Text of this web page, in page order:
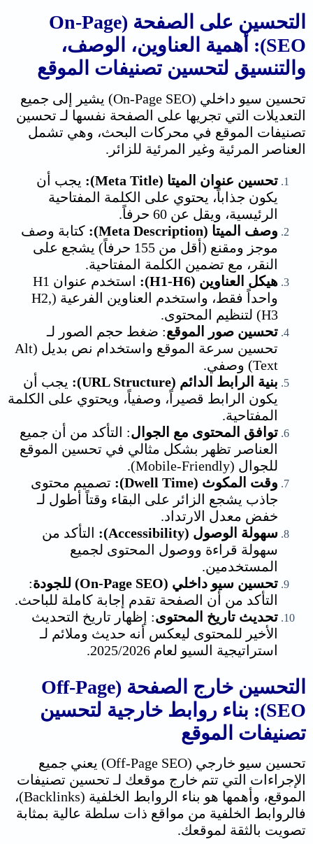
التحسين على الصفحة (On-Page
SEO): أهمية العناوين، الوصف،
والتنسيق لتحسين تصنيفات الموقع
تحسين سيو داخلي (On-Page SEO) يشير إلى جميع
التعديلات التي تجريها على الصفحة نفسها لـ تحسين
تصنيفات الموقع في محركات البحث، وهي تشمل
العناصر المرئية وغير المرئية للزائر.
تحسين عنوان الميتا (Meta Title):
يجب أن
يكون جذاباً، يحتوي على الكلمة المفتاحية
الرئيسية، ويقل عن 60 حرفاً.
وصف الميتا (Meta Description):
كتابة وصف
موجز ومقنع (أقل من 155 حرفاً) يشجع على
النقر، مع تضمين الكلمة المفتاحية.
هيكل العناوين (H1-H6):
استخدم عنوان H1
واحداً فقط، واستخدم العناوين الفرعية (H2,
H3) لتنظيم المحتوى.
تحسين صور الموقع: ضغط حجم الصور لـ
تحسين سرعة الموقع واستخدام نص بديل (Alt
Text) وصفي.
بنية الرابط الدائم (URL Structure):
يجب أن
يكون الرابط قصيراً، وصفياً، ويحتوي على الكلمة
المفتاحية.
توافق المحتوى مع الجوال: التأكد من أن جميع
العناصر تظهر بشكل مثالي في تحسين الموقع
للجوال (Mobile-Friendly).
وقت المكوث (Dwell Time):
تصميم محتوى
جاذب يشجع الزائر على البقاء وقتاً أطول لـ
خفض معدل الارتداد.
سهولة الوصول (Accessibility):
التأكد من
سهولة قراءة ووصول المحتوى لجميع
المستخدمين.
تحسين سيو داخلي (On-Page SEO) للجودة
:
التأكد من أن الصفحة تقدم إجابة كاملة للباحث.
تحديث تاريخ المحتوى: إظهار تاريخ التحديث
الأخير للمحتوى ليعكس أنه حديث وملائم لـ
استراتيجية السيو لعام 2025/2026.
التحسين خارج الصفحة (Off-Page
SEO): بناء روابط خارجية ل
تحسين
تصنيفات الموقع
تحسين سيو خارجي (Off-Page SEO) يعني جميع
الإجراءات التي تتم خارج موقعك لـ تحسين تصنيفات
الموقع، وأهمها هو بناء الروابط الخلفية (Backlinks)،
فالروابط الخلفية من مواقع ذات سلطة عالية بمثابة
تصويت بالثقة لموقعك.